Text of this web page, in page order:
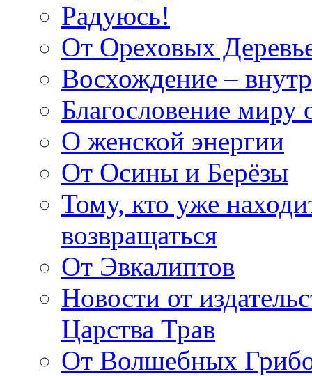
Радуюсь!
От Ореховых
Восхождение –
Благословение миру
О женской энергии
От Осины и Берёзы
Тому, кто уже
возвращаться
От Эвкалиптов
Новости от
Царства Трав
От Волшебных